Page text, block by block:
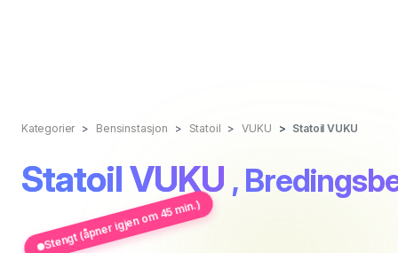
Kategorier Bensinstasjon Statoil VUKU Statoil VUKU
Statoil VUKU ,
Stengt (åpner igjen om 45 min.)